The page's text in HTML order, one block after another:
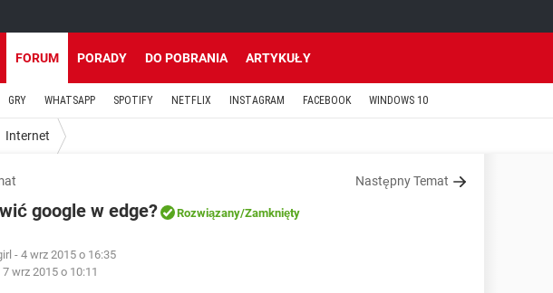
FORUM PORADY DO POBRANIA ARTYKUŁY
GRY WHATSAPP SPOTIFY NETFLIX INSTAGRAM FACEBOOK WINDOWS 10
Internet
Następny Temat
google w edge? Rozwiązany/Zamknięty
- 4 wrz 2015 o 16:35
7 wrz 2015 o 10:11